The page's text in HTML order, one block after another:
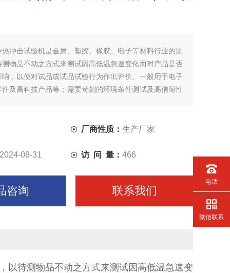
热冲击试验机是金属、塑胶、橡胶、电子等材料行业的测
物品不动之方式来测试因高低温急速变化而对产品是否
，以便对试品或试品试验行为作出评价。一般用于电子
及高科技产品等；需要苛刻的环境条件测试及高信耐性
保持状态，可以临时更......厂商性质： 生产厂家
2024-08-31 访 问 量： 466
咨询 联系我们
以待测物品不动之方式来测试因高低温急速变
电话
微信联系